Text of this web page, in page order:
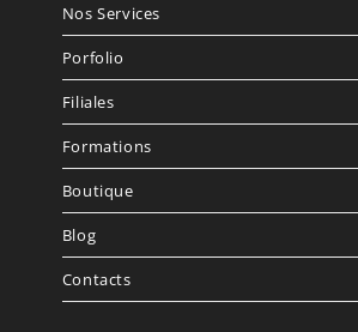
Nos Services
Porfolio
Filiales
Formations
Boutique
Blog
Contacts